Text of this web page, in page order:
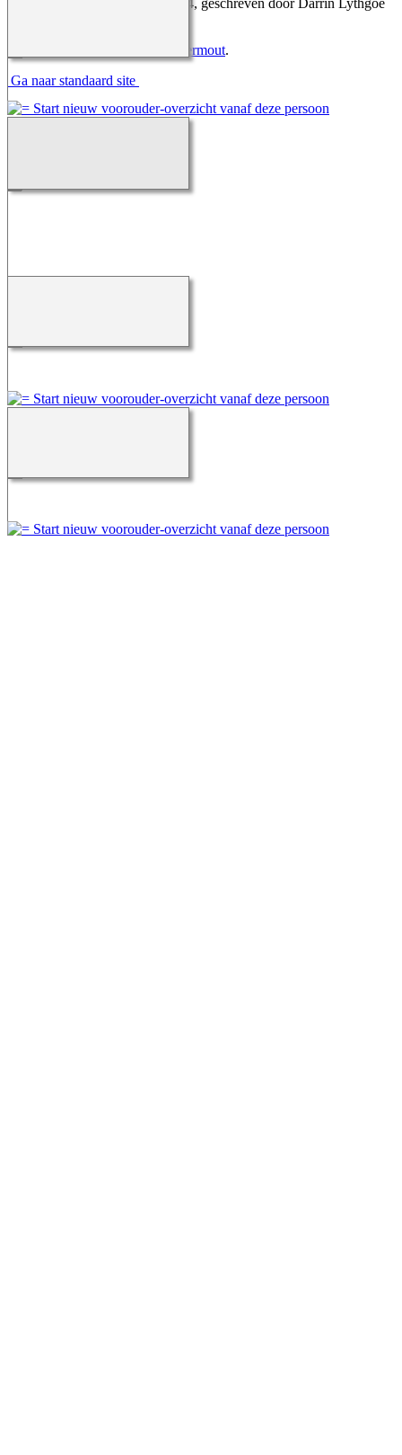
Dermout.
Ga naar standaard site